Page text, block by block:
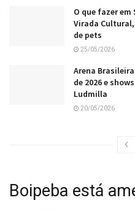
O que fazer em
Virada
de pets
25/05/2026
Arena
de 2026 e
Ludmilla
20/05/2026
Boipeba está